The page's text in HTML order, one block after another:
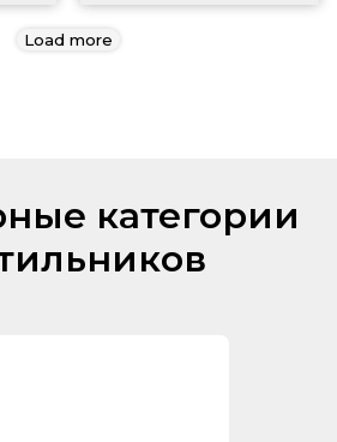
Load more
категории